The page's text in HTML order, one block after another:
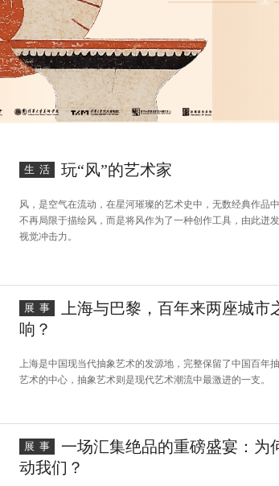
生活 玩“风”的艺术家
风，是空气在流动，在星河璀璨的艺术史中，无数经典作品
不再局限于描绘风，而是将风作为了一种创作工具，由此迸
视觉冲击力。
展事
上海与巴黎，百年来两座城
响？
上海是中国现当代抽象艺术的发源地，完整保留了中国百年
艺术的中心，抽象艺术则是现代艺术潮流中最激进的一支。
展事
一场汇集绝品的重磅盛宴：为
动我们？